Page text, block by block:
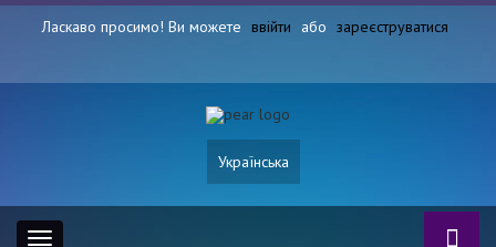
Ласкаво просимо! Ви можете ввійти або зареєструватися
Українська
Toggle